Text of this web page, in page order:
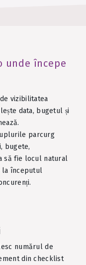
unde începe
vizibilitatea
data, bugetul și
parcurg
bugete,
să fie locul natural
la începutul
numărul de
din checklist